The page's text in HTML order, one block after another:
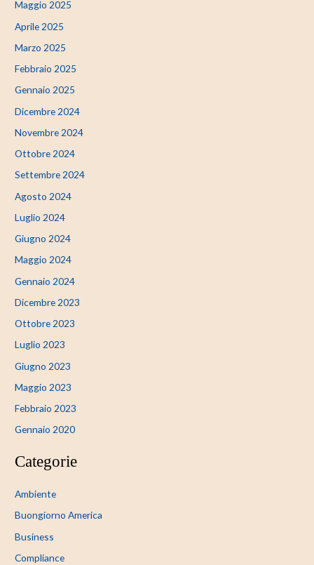
Maggio 2025
Aprile 2025
Marzo 2025
Febbraio 2025
Gennaio 2025
Dicembre 2024
Novembre 2024
Ottobre 2024
Settembre 2024
Agosto 2024
Luglio 2024
Giugno 2024
Maggio 2024
Gennaio 2024
Dicembre 2023
Ottobre 2023
Luglio 2023
Giugno 2023
Maggio 2023
Febbraio 2023
Gennaio 2020
Categorie
Ambiente
Buongiorno America
Business
Compliance